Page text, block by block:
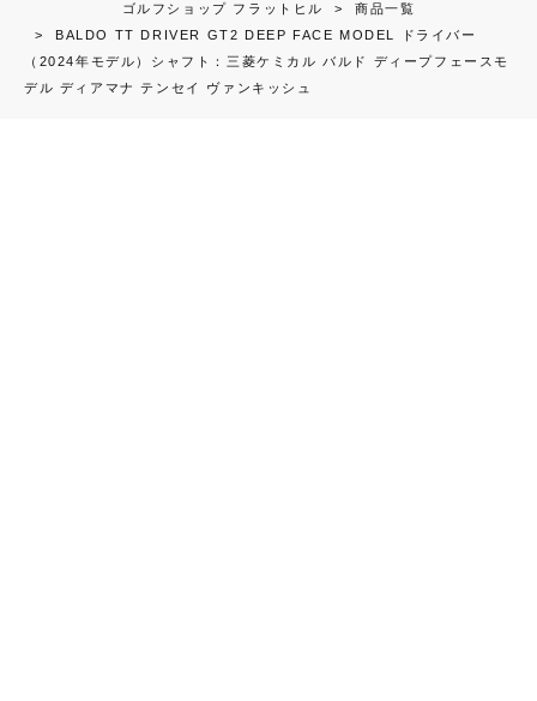
ゴルフショップ フラットヒル > 商品一覧
> BALDO TT DRIVER GT2 DEEP FACE MODEL ドライバー
（2024年モデル）シャフト：三菱ケミカル バルド ディープフェースモ
デル ディアマナ テンセイ ヴァンキッシュ